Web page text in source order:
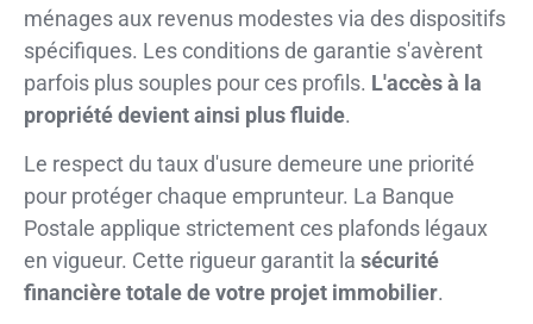
ménages aux revenus modestes via des dispositifs
spécifiques. Les conditions de garantie s'avèrent
parfois plus souples pour ces profils. L'accès à la
propriété devient ainsi plus fluide.
Le respect du taux d'usure demeure une priorité
pour protéger chaque emprunteur. La Banque
Postale applique strictement ces plafonds légaux
en vigueur. Cette rigueur garantit la sécurité
financière totale de votre projet immobilier.